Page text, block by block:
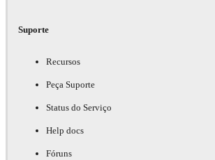
Suporte
Recursos
Peça Suporte
Status do Serviço
Help docs
Fóruns